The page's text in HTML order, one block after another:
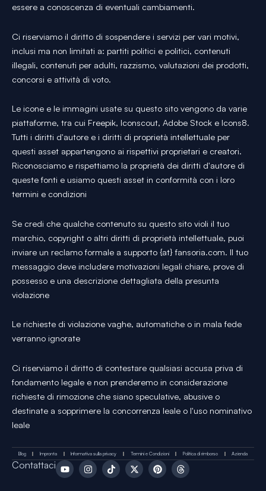
essere a conoscenza di eventuali cambiamenti.
Ci riserviamo il diritto di sospendere i servizi per vari motivi,
inclusi ma non limitati a: partiti politici e politici, contenuti
illegali, contenuti per adulti, razzismo, valutazioni dei prodotti,
concorsi e attività di voto.
Le icone e le immagini usate su questo sito vengono da varie
piattaforme, tra cui Freepik, Iconscout, Adobe Stock e Icons8.
Tutti i diritti d'autore e i diritti di proprietà intellettuale per
questi asset appartengono ai rispettivi proprietari e creatori.
Riconosciamo e rispettiamo la proprietà dei diritti d'autore di
queste fonti e usiamo questi asset in conformità con i loro
termini e condizioni
Se credi che qualche contenuto su questo sito violi il tuo
marchio, copyright o altri diritti di proprietà intellettuale, puoi
inviare un reclamo formale a supporto {at} fansoria.com. Il tuo
messaggio deve includere motivazioni legali chiare, prove di
possesso e una descrizione dettagliata della presunta
violazione
Le richieste di violazione vaghe, automatiche o in mala fede
verranno ignorate
Ci riserviamo il diritto di contestare qualsiasi accusa priva di
fondamento legale e non prenderemo in considerazione
richieste di rimozione che siano speculative, abusive o
destinate a sopprimere la concorrenza leale o l'uso nominativo
leale
Blog Impronta Informativa sulla privacy Termini e Condizioni Politica di rimborso Azienda
Contattaci Y
o
I
n
T
i
X
-
P
i
T
h